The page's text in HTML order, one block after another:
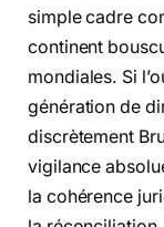
simple cadre
continent
mondiales. Si
génération de
discrètement
vigilance
la cohérence